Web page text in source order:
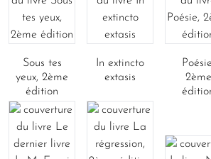
Sous tes
yeux, 2ème
édition
In extincto
extasis
2ème